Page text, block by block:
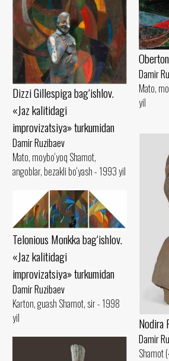
Dizzi Gillespiga bag‘ishlov.
«Jaz kalitidagi
improvizatsiya» turkumidan
Damir Ruzibaev
Mato, moybo‘yoq Shamot,
angoblar, bezakli bo‘yash - 1993 yil
Damir
Mato,
yil
Nodira
Damir
Shamot
Telonious Monkka bag‘ishlov.
«Jaz kalitidagi
improvizatsiya» turkumidan
Damir Ruzibaev
Karton, guash Shamot, sir - 1998
yil